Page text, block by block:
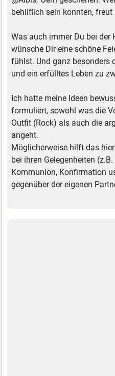
behilflich sein konnten, freut
Was auch immer Du bei der
wünsche Dir eine schöne
fühlst. Und ganz besonders
und ein erfülltes Leben zu
Ich hatte meine Ideen
formuliert, sowohl was die
Outfit (Rock) als auch die
angeht.
Möglicherweise hilft das
bei ihren Gelegenheiten
Kommunion, Konfirmation
gegenüber der eigenen